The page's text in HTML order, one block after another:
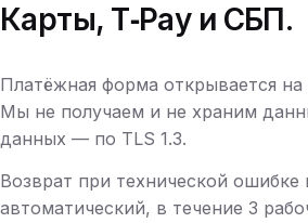
Карты, T‑Pay и СБП.
Платёжная форма открывается на
Мы не получаем и не храним
данных — по TLS 1.3.
Возврат при технической
автоматический, в течение 3